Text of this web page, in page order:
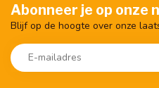
Abonneer je op onze
Blijf op de hoogte over onze